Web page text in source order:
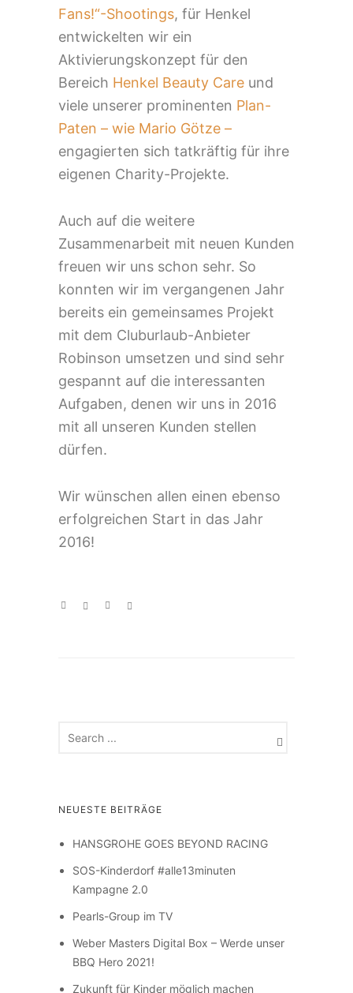
Fans!“-Shootings, für Henkel
entwickelten wir ein
Aktivierungskonzept für den
Bereich Henkel Beauty Care und
viele unserer prominenten Plan-
Paten – wie Mario Götze –
engagierten sich tatkräftig für ihre
eigenen Charity-Projekte.
Auch auf die weitere
Zusammenarbeit mit neuen Kunden
freuen wir uns schon sehr. So
konnten wir im vergangenen Jahr
bereits ein gemeinsames Projekt
mit dem Cluburlaub-Anbieter
Robinson umsetzen und sind sehr
gespannt auf die interessanten
Aufgaben, denen wir uns in 2016
mit all unseren Kunden stellen
dürfen.
Wir wünschen allen einen ebenso
erfolgreichen Start in das Jahr
2016!
NEUESTE BEITRÄGE
HANSGROHE GOES BEYOND RACING
SOS-Kinderdorf #alle13minuten
Kampagne 2.0
Pearls-Group im TV
Weber Masters Digital Box – Werde unser
BBQ Hero 2021!
Zukunft für Kinder möglich machen